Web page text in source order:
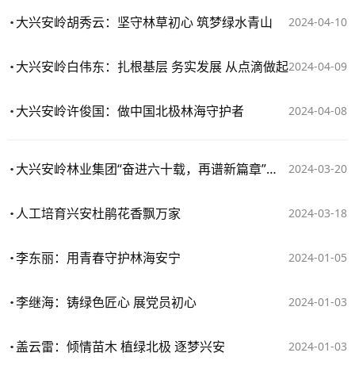
2024-04-10
大兴安岭胡秀云：坚守林草初心 筑梦绿水青山
2024-04-09
大兴安岭白伟东：扎根基层 务实发展 从点滴做起
2024-04-08
大兴安岭许俊国：做中国北极林海守护者
2024-03-20
大兴安岭林业集团“奋进六十载，再谱新篇章”报告会，他们带来精彩故事
2024-03-18
人工培育兴安杜鹃花香飘万家
2024-01-05
李东丽：用青春守护林海安宁
2024-01-03
李继海：铸绿色匠心 展党员初心
2024-01-03
盖云雷：倾情苗木 植绿北极 逐梦兴安